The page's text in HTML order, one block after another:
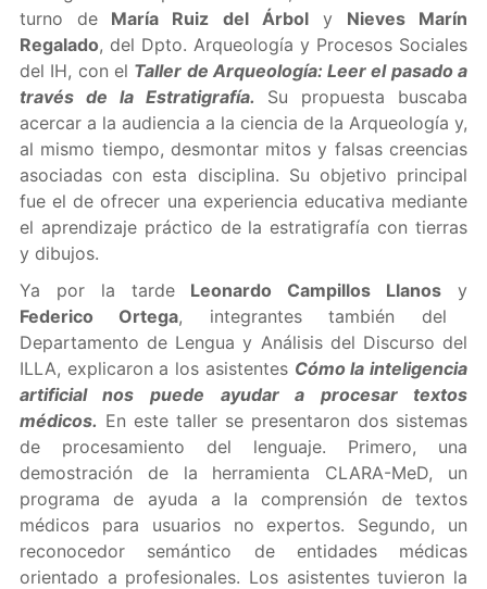
turno de María Ruiz del Árboly Nieves Marín
Regalado, del Dpto. Arqueología y Procesos Sociales
del IH, con el Taller de Arqueología: Leer el pasado a
través de la Estratigrafía. Su propuesta buscaba
acercar a la audiencia a la ciencia de la Arqueología y,
al mismo tiempo, desmontar mitos y falsas creencias
asociadas con esta disciplina. Su objetivo principal
fue el de ofrecer una experiencia educativa mediante
el aprendizaje práctico de la estratigrafía con tierras
y dibujos.
Ya por la tarde Leonardo Campillos Llanos y
Federico Ortega, integrantes también del
Departamento de Lengua y Análisis del Discurso del
ILLA, explicaron a los asistentes Cómo la inteligencia
artificial nos puede ayudar a procesar textos
médicos. En este taller se presentaron dos sistemas
de procesamiento del lenguaje. Primero, una
demostración de la herramienta CLARA-MeD, un
programa de ayuda a la comprensión de textos
médicos para usuarios no expertos. Segundo, un
reconocedor semántico de entidades médicas
orientado a profesionales. Los asistentes tuvieron la